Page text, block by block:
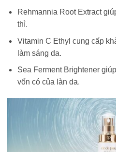
Rehmannia Root Extract
thì.
Vitamin C Ethyl cung cấp
làm sáng da.
Sea Ferment Brightener
vốn có của làn da.